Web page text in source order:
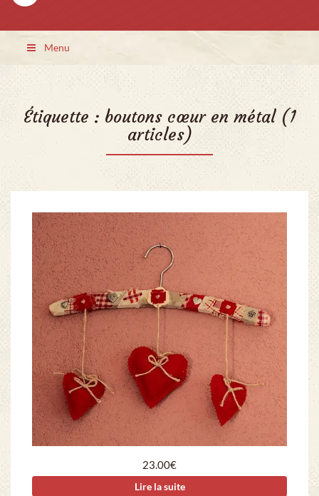
Menu
Étiquette : boutons cœur en métal(1
articles)
23.00€
Lire la suite